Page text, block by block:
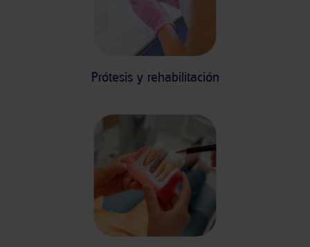
Prótesis y rehabilitación